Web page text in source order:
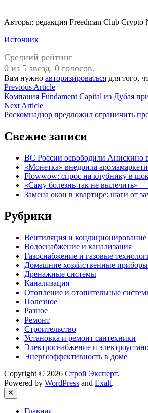
Авторы: редакция Freedman Сlub Crypto
Источник
Средний рейтинг
0 из 5 звезд. 0 голосов.
Вам нужно авторизироваться для того,
Навигация
по
записям
Previous ArticlePrevious
article:
Компания Fundament Capital из Дубая
Next ArticleNext
article:
Роскомнадзор предложил ограничить
Свежие записи
ВС России освободили Анискино
«Монетка» внедрила
Flowwow: спрос на клубнику в
«Саму болезнь так не вылечить»
Замена окон в квартире: шаги от
Рубрики
Вентиляция и кондиционирование
Водоснабжение и канализация
Газоснабжение и газовые
Домашние хозяйственные приборы
Дренажные системы
Канализация
Отопление и отопительные
Полезное
Разное
Ремонт
Строительство
Установка и ремонт сантехники
Электроснабжение и
Энергоэффективность в доме
Copyright © 2026 Строй Эксперт.
Powered by WordPress and Exalt.
Close